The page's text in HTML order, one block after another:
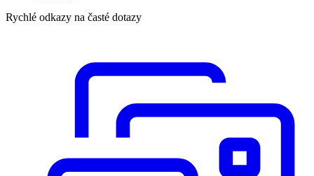
Rychlé odkazy na časté dotazy